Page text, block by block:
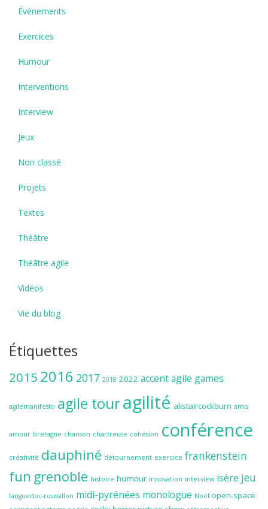
Événements
Exercices
Humour
Interventions
Interview
Jeux
Non classé
Projets
Textes
Théâtre
Théâtre agile
Vidéos
Vie du blog
Étiquettes
2015 2016 2017 2018 2022 accentagile games
agilemanifesto agile touragilité alistaircockburn amis
amour bretagne chanson chartreuse cohésion conférence
créativité dauphiné détournement exercice frankenstein
fun grenoble histoire humour innovation interview isère jeu
languedoc-roussillon midi-pyrénées monologue Noël open-space